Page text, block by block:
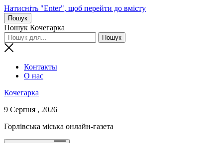
Натисніть "Enter", щоб перейти до вмісту
Пошук
Пошук Кочегарка
Контакты
О нас
Кочегарка
9 Серпня , 2026
Горлівська міська онлайн-газета